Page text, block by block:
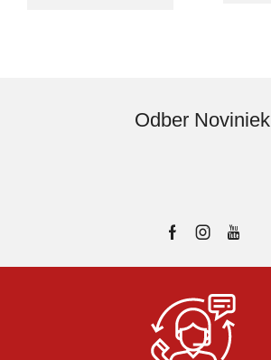
Odber Noviniek